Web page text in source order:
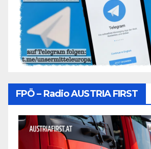
FPÖ – Radio AUSTRIA FIRST